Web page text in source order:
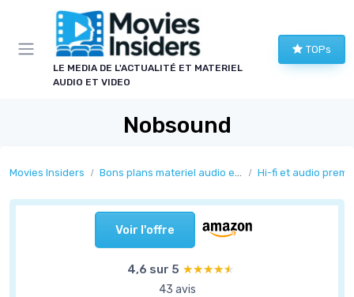
LE MEDIA DE L'ACTUALITÉ ET MATERIEL
AUDIO ET VIDEO
TOPs
Nobsound
Movies Insiders Bons plans materiel audio et video Hi-fi et audio
Voir l'offre
4,6 sur 5 ★★★★★
★★★★★
43 avis
Panneau de gestion des cookies